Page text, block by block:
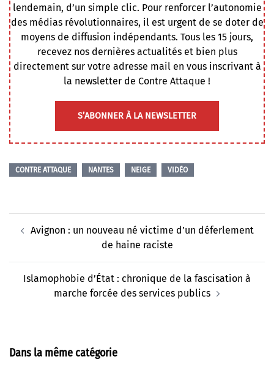
lendemain, d’un simple clic. Pour renforcer l’autonomie
des médias révolutionnaires, il est urgent de se doter de
moyens de diffusion indépendants. Tous les 15 jours,
recevez nos dernières actualités et bien plus
directement sur votre adresse mail en vous inscrivant à
la newsletter de Contre Attaque !
S’ABONNER À LA NEWSLETTER
CONTRE ATTAQUE NANTES NEIGE VIDÉO
d’article
Avignon : un nouveau né victime d’un déferlement
de haine raciste
Islamophobie d’État : chronique de la fascisation à
marche forcée des services publics
Dans la même catégorie